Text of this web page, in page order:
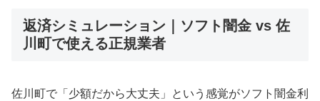
返済シミュレーション｜ソフト闇金 vs 佐
川町で使える正規業者
佐川町で「少額だから大丈夫」という感覚がソフト闇金利